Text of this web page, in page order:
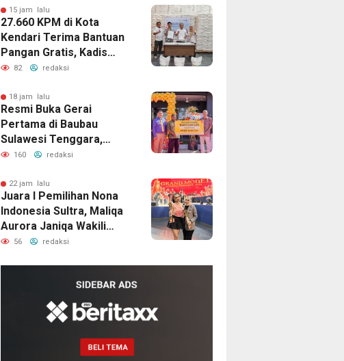
15 jam lalu
27.660 KPM di Kota
Kendari Terima Bantuan
Pangan Gratis, Kadis
Ketapang Pastikan
82 redaksi
18 jam lalu
Resmi Buka Gerai
Pertama di Baubau
Sulawesi Tenggara,
McDonald’s Indonesia
dan Serap Tenaga Kerja
Lokal
160 redaksi
22 jam lalu
Juara I Pemilihan Nona
Indonesia Sultra, Maliqa
Aurora Janiqa Wakili
Sultra Ke Tingkat
56 redaksi